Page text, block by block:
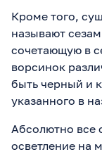
Кроме того,
называют
сочетающую в
ворсинок
быть черный и
указанного в
Абсолютно все
осветление на